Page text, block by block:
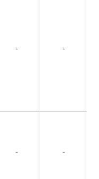
- -
- -